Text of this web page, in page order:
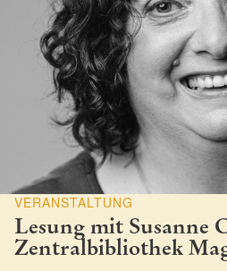
VERANSTALTUNG
Lesung mit Susanne
Zentralbibliothek